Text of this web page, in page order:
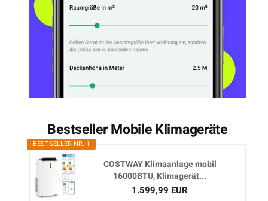
Bestseller Mobile Klimageräte
BESTSELLER NR. 1
COSTWAY Klimaanlage mobil
16000BTU, Klimagerät...
1.599,99 EUR